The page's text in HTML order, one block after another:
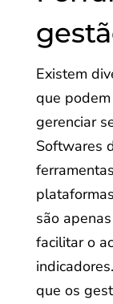
Existem
que
gerenciar
Softwares
são
facilitar o
que os